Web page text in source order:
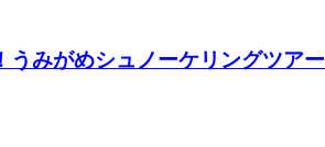
うみがめシュノーケリングツ